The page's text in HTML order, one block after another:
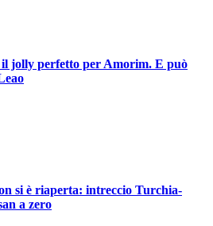
jolly perfetto per Amorim. E può
si è riaperta: intreccio Turchia-
a zero